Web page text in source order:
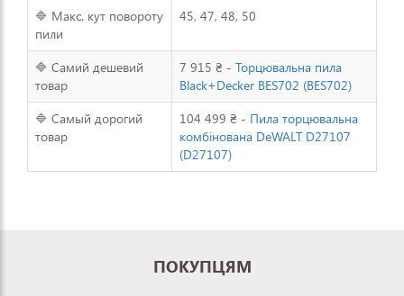
🔷 Макс. кут повороту
пили
45, 47, 48, 50
🔷 Самий дешевий
товар
7 915 ₴ - Торцювальна пила
Black+Decker BES702 (BES702)
🔷 Самый дорогий
товар
104 499 ₴ - Пила торцювальна
комбінована DeWALT D27107
(D27107)
ПОКУПЦЯМ